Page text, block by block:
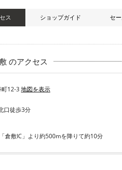
ス ショップガイド セ
のアクセス
町12-3地図を表示
口徒歩3分
倉敷IC」より約500mを降りて約10分